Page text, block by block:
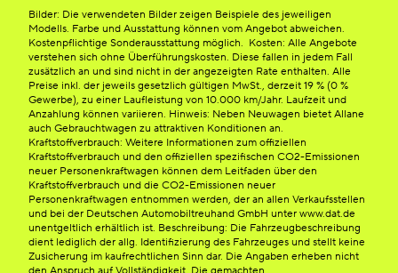
Bilder: Die verwendeten Bilder zeigen Beispiele des jeweiligen
Modells. Farbe und Ausstattung können vom Angebot abweichen.
Kostenpflichtige Sonderausstattung möglich. Kosten: Alle Angebote
verstehen sich ohne Überführungskosten. Diese fallen in jedem Fall
zusätzlich an und sind nicht in der angezeigten Rate enthalten. Alle
Preise inkl. der jeweils gesetzlich gültigen MwSt., derzeit 19 % (0 %
Gewerbe), zu einer Laufleistung von 10.000 km/Jahr. Laufzeit und
Anzahlung können variieren. Hinweis: Neben Neuwagen bietet Allane
auch Gebrauchtwagen zu attraktiven Konditionen an.
Kraftstoffverbrauch: Weitere Informationen zum offiziellen
Kraftstoffverbrauch und den offiziellen spezifischen CO2-Emissionen
neuer Personenkraftwagen können dem Leitfaden über den
Kraftstoffverbrauch und die CO2-Emissionen neuer
Personenkraftwagen entnommen werden, der an allen Verkaufsstellen
und bei der Deutschen Automobiltreuhand GmbH unter www.dat.de
unentgeltlich erhältlich ist. Beschreibung: Die Fahrzeugbeschreibung
dient lediglich der allg. Identifizierung des Fahrzeuges und stellt keine
Zusicherung im kaufrechtlichen Sinn dar. Die Angaben erheben nicht